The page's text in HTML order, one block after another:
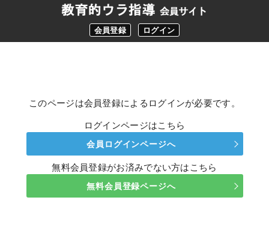
会員登録 ログイン
このページは会員登録によるログインが必要です。
ログインページはこちら
会員ログインページへ
無料会員登録がお済みでない方はこちら
無料会員登録ページへ